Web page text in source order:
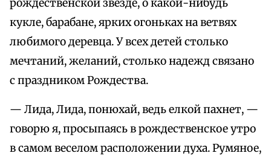
рождественской звезде, о какой-нибудь
кукле, барабане, ярких огоньках на ветвях
любимого деревца. У всех детей столько
мечтаний, желаний, столько надежд связано
с праздником Рождества.
— Лида, Лида, понюхай, ведь елкой пахнет, —
говорю я, просыпаясь в рождественское утро
в самом веселом расположении духа. Румяное,